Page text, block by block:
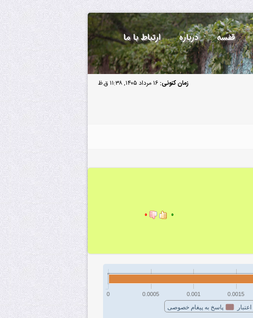
قفسه درباره ارتباط با ما
زمان کنونی: ۱۶ مرداد ۱۴۰۵, ۱۱:۳۸ ق.ظ
۰ ۰
اعتبار پاسخ به پیغام خصوصی
0 0.0005 0.001 0.0015